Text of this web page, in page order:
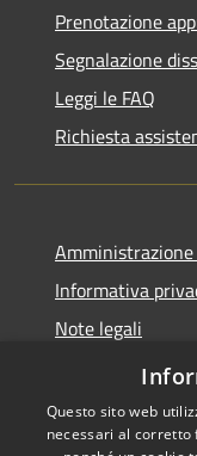
Prenotazione
Segnalazione
Leggi le FAQ
Richiesta
Informativa
Note legali
Dichiarazione di
Questo sito web
necessari al corretto